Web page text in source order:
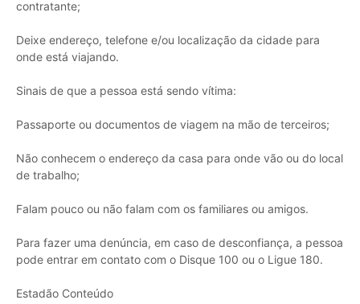
contratante;
Deixe endereço, telefone e/ou localização da cidade para
onde está viajando.
Sinais de que a pessoa está sendo vítima:
Passaporte ou documentos de viagem na mão de terceiros;
Não conhecem o endereço da casa para onde vão ou do local
de trabalho;
Falam pouco ou não falam com os familiares ou amigos.
Para fazer uma denúncia, em caso de desconfiança, a pessoa
pode entrar em contato com o Disque 100 ou o Ligue 180.
Estadão Conteúdo